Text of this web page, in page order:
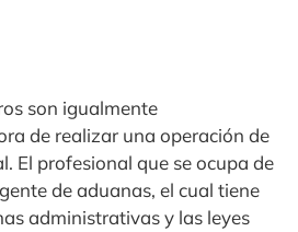
son igualmente
de realizar una operación de
El profesional que se ocupa de
de aduanas, el cual tiene
administrativas y las leyes